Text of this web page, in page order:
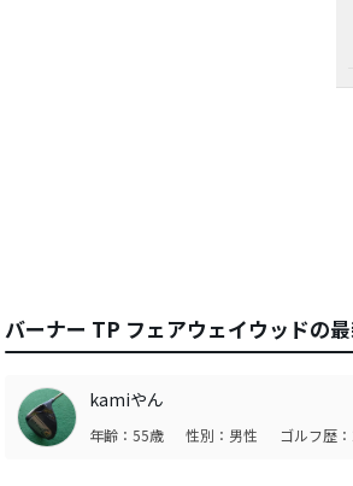
バーナー TP フェアウェイウッドの
kamiやん
年齢：55歳 性別：男性 ゴルフ歴